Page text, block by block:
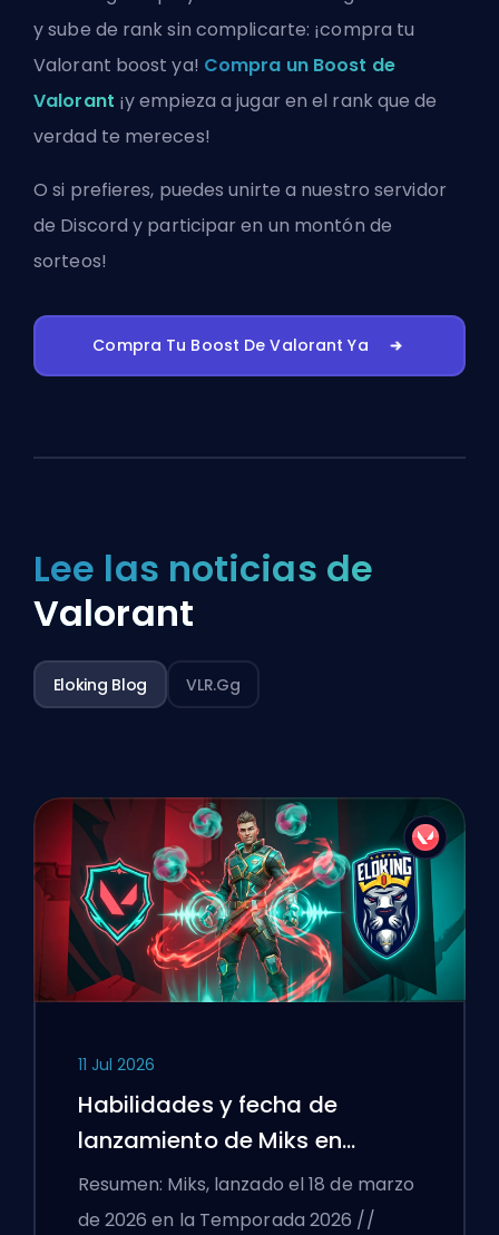
y sube de rank sin complicarte: ¡compra tu
Valorant boost ya! Compra un Boost de
Valorant ¡y empieza a jugar en el rank que de
verdad te mereces!
O si prefieres, puedesunirte a nuestro servidor
de Discord y participar en un montón de
sorteos!
Compra Tu Boost De Valorant Ya
Lee las noticias de
Valorant
Eloking Blog VLR.gg
11 Jul 2026
Habilidades y fecha de
lanzamiento de Miks en
VALORANT explicadas
Resumen: Miks, lanzado el 18 de marzo
de 2026 en la Temporada 2026 //